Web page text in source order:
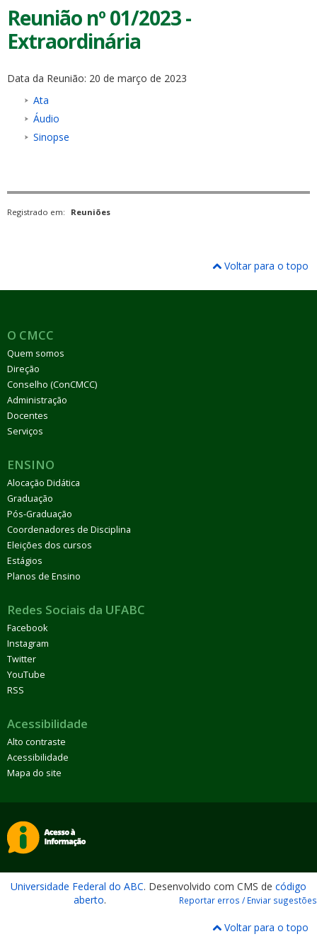
Reunião nº 01/2023 -
Extraordinária
Data da Reunião: 20 de março de 2023
Ata
Áudio
Sinopse
Registrado em: Reuniões
Voltar para o topo
O CMCC
Quem somos
Direção
Conselho (ConCMCC)
Administração
Docentes
Serviços
ENSINO
Alocação Didática
Graduação
Pós-Graduação
Coordenadores de Disciplina
Eleições dos cursos
Estágios
Planos de Ensino
Redes Sociais da UFABC
Facebook
Instagram
Twitter
YouTube
RSS
Acessibilidade
Alto contraste
Acessibilidade
Mapa do site
Universidade Federal do ABC. Desenvolvido com CMS de código
aberto. Reportar erros / Enviar sugestões
Voltar para o topo